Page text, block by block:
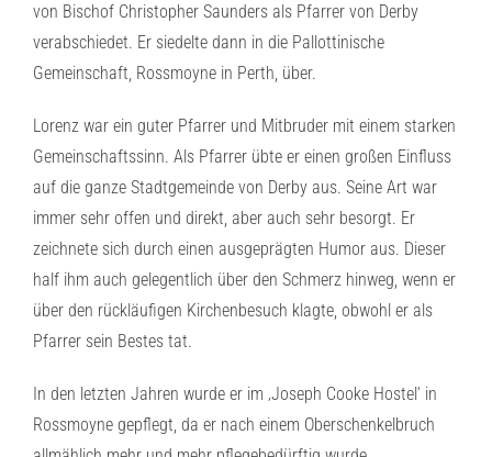
von Bischof Christopher Saunders als Pfarrer von Derby
verabschiedet. Er siedelte dann in die Pallottinische
Gemeinschaft, Rossmoyne in Perth, über.
Lorenz war ein guter Pfarrer und Mitbruder mit einem starken
Gemeinschaftssinn. Als Pfarrer übte er einen großen Einfluss
auf die ganze Stadtgemeinde von Derby aus. Seine Art war
immer sehr offen und direkt, aber auch sehr besorgt. Er
zeichnete sich durch einen ausgeprägten Humor aus. Dieser
half ihm auch gelegentlich über den Schmerz hinweg, wenn er
über den rückläufigen Kirchenbesuch klagte, obwohl er als
Pfarrer sein Bestes tat.
In den letzten Jahren wurde er im ‚Joseph Cooke Hostel‘ in
Rossmoyne gepflegt, da er nach einem Oberschenkelbruch